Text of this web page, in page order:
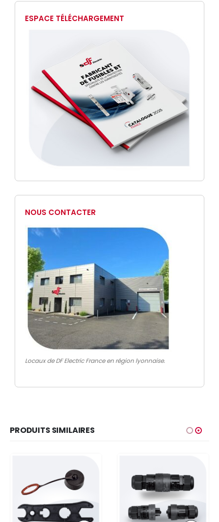
ESPACE TÉLÉCHARGEMENT
NOUS CONTACTER
Locaux de DF Electric France en région lyonnaise.
PRODUITS SIMILAIRES